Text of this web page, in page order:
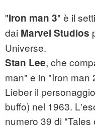
"Iron man 3" è il
dai Marvel Studios
Universe.
Stan Lee, che
man" e in "Iron man
Lieber il
buffo) nel 1963.
numero 39 di